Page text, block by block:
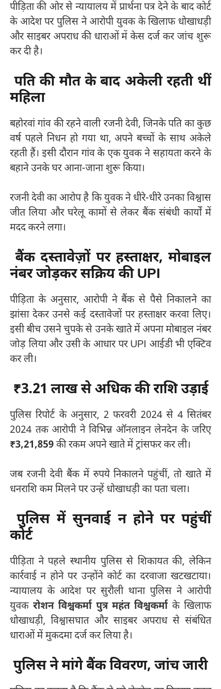
पीड़िता की ओर से न्यायालय में प्रार्थना पत्र देने के बाद कोर्ट
के आदेश पर पुलिस ने आरोपी युवक के खिलाफ धोखाधड़ी
और साइबर अपराध की धाराओं में केस दर्ज कर जांच शुरू
कर दी है।
पति की मौत के बाद अकेली रहती थीं
महिला
बहोरवां गांव की रहने वाली रजनी देवी, जिनके पति का कुछ
वर्ष पहले निधन हो गया था, अपने बच्चों के साथ अकेले
रहती हैं। इसी दौरान गांव के एक युवक ने सहायता करने के
बहाने उनके घर आना-जाना शुरू किया।
रजनी देवी का आरोप है कि युवक ने धीरे-धीरे उनका विश्वास
जीत लिया और घरेलू कामों से लेकर बैंक संबंधी कार्यों में
मदद करने लगा।
बैंक दस्तावेज़ों पर हस्ताक्षर, मोबाइल
नंबर जोड़कर सक्रिय की UPI
पीड़िता के अनुसार, आरोपी ने बैंक से पैसे निकालने का
झांसा देकर उनसे कई दस्तावेजों पर हस्ताक्षर करवा लिए।
इसी बीच उसने चुपके से उनके खाते में अपना मोबाइल नंबर
जोड़ लिया और उसी के आधार पर UPI आईडी भी एक्टिव
कर ली।
₹3.21 लाख से अधिक की राशि उड़ाई
पुलिस रिपोर्ट के अनुसार, 2 फरवरी 2024 से 4 सितंबर
2024 तक आरोपी ने विभिन्न ऑनलाइन लेनदेन के जरिए
₹3,21,859की रकम अपने खाते में ट्रांसफर कर ली।
जब रजनी देवी बैंक में रुपये निकालने पहुंचीं, तो खाते में
धनराशि कम मिलने पर उन्हें धोखाधड़ी का पता चला।
पुलिस में सुनवाई न होने पर पहुंचीं
कोर्ट
पीड़िता ने पहले स्थानीय पुलिस से शिकायत की, लेकिन
कार्रवाई न होने पर उन्होंने कोर्ट का दरवाजा खटखटाया।
न्यायालय के आदेश पर सुरौली थाना पुलिस ने आरोपी
युवक रोशन विश्वकर्मा पुत्र महंत विश्वकर्माके खिलाफ
धोखाधड़ी, विश्वासघात और साइबर अपराध से संबंधित
धाराओं में मुकदमा दर्ज कर लिया है।
पुलिस ने मांगे बैंक विवरण, जांच जारी